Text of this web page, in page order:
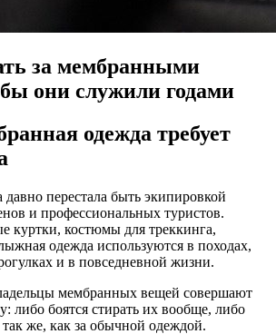
за мембранными
они служили годами
одежда требует
перестала быть экипировкой
и профессиональных туристов.
куртки, костюмы для треккинга,
одежда используются в походах,
и в повседневной жизни.
мембранных вещей совершают
либо боятся стирать их вообще, либо
же, как за обычной одеждой.